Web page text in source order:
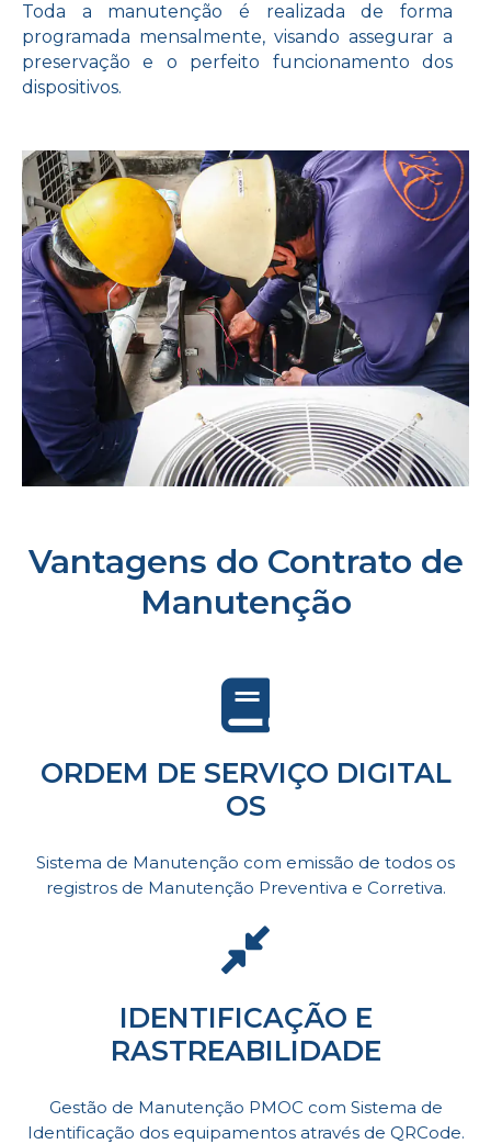
Toda a manutenção é realizada de forma
programada mensalmente, visando assegurar a
preservação e o perfeito funcionamento dos
dispositivos.
Vantagens do Contrato de
Manutenção
ORDEM DE SERVIÇO DIGITAL
OS
Sistema de Manutenção com emissão de todos os
registros de Manutenção Preventiva e Corretiva.
IDENTIFICAÇÃO E
RASTREABILIDADE
Gestão de Manutenção PMOC com Sistema de
Identificação dos equipamentos através de QRCode.